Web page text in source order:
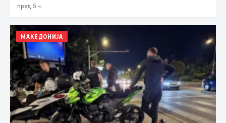
пред 6 ч.
МАКЕДОНИЈА